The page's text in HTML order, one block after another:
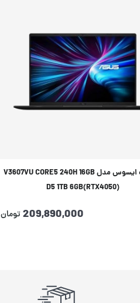
لپ تاپ ایسوس مدل V3607VU CORE5 240H 16GB
D5 1TB 6GB(RTX4050)
209,890,000تومان